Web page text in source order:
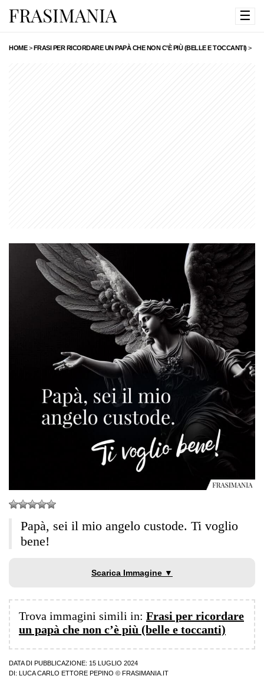
☰
HOME>FRASI PER RICORDARE UN PAPÀ CHE NON C’È PIÙ (BELLE E TOCCANTI) >
Papà, sei il mio angelo custode. Ti voglio
bene!
Scarica Immagine ▼
Trova immagini simili in: Frasi per ricordare
un papà che non c’è più (belle e toccanti)
DATA DI PUBBLICAZIONE: 15 LUGLIO 2024
DI:
LUCA CARLO ETTORE PEPINO © FRASIMANIA.IT